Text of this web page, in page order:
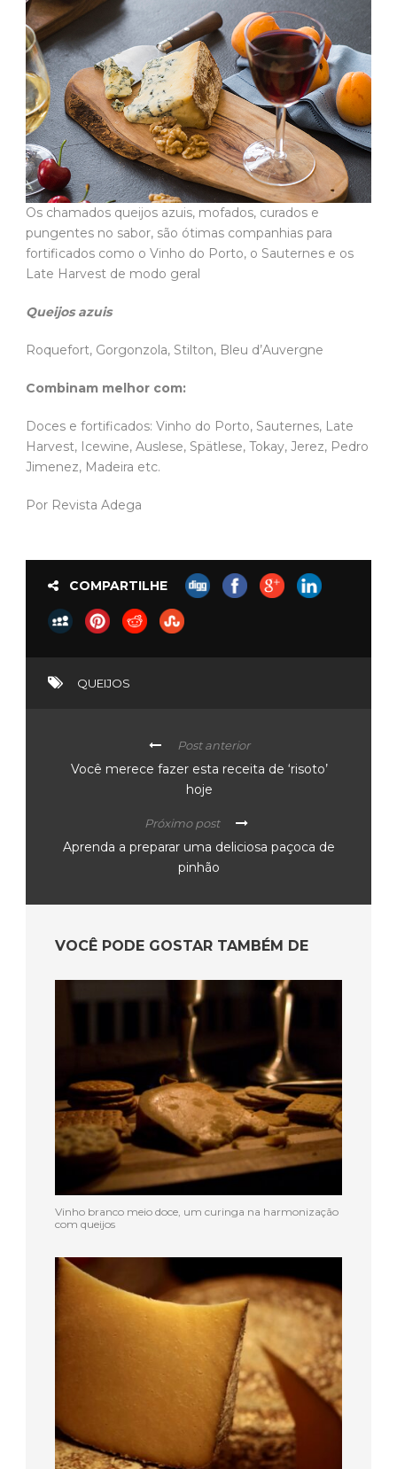
Os chamados queijos azuis, mofados, curados e
pungentes no sabor, são ótimas companhias para
fortificados como o Vinho do Porto, o Sauternes e os
Late Harvest de modo geral
Queijos azuis
Roquefort, Gorgonzola, Stilton, Bleu d’Auvergne
Combinam melhor com:
Doces e fortificados: Vinho do Porto, Sauternes, Late
Harvest, Icewine, Auslese, Spätlese, Tokay, Jerez, Pedro
Jimenez, Madeira etc.
Por Revista Adega
COMPARTILHE
QUEIJOS
Post anterior
Você merece fazer esta receita de ‘risoto’
hoje
Próximo post
Aprenda a preparar uma deliciosa paçoca de
pinhão
VOCÊ PODE GOSTAR TAMBÉM DE
Vinho branco meio doce, um curinga na harmonização
com queijos